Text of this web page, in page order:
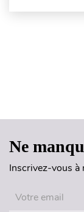
Ne
Inscrivez-vous à